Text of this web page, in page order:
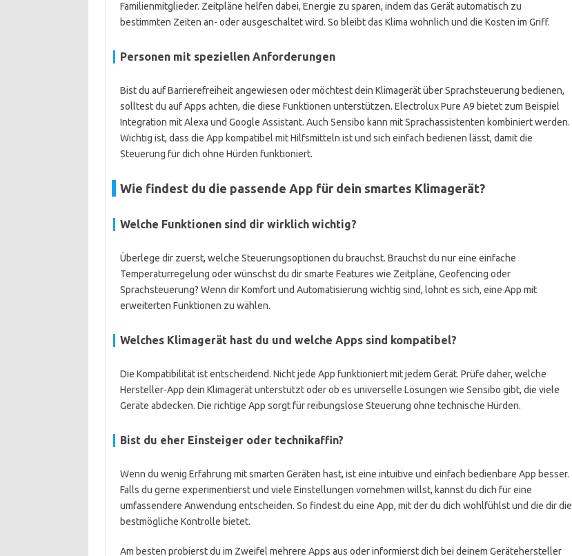
Familienmitglieder. Zeitpläne helfen dabei, Energie zu sparen, indem das Gerät automatisch zu
bestimmten Zeiten an- oder ausgeschaltet wird. So bleibt das Klima wohnlich und die Kosten im Griff.
Personen mit speziellen Anforderungen
Bist du auf Barrierefreiheit angewiesen oder möchtest dein Klimagerät über Sprachsteuerung bedienen,
solltest du auf Apps achten, die diese Funktionen unterstützen. Electrolux Pure A9 bietet zum Beispiel
Integration mit Alexa und Google Assistant. Auch Sensibo kann mit Sprachassistenten kombiniert werden.
Wichtig ist, dass die App kompatibel mit Hilfsmitteln ist und sich einfach bedienen lässt, damit die
Steuerung für dich ohne Hürden funktioniert.
Wie findest du die passende App für dein smartes Klimagerät?
Welche Funktionen sind dir wirklich wichtig?
Überlege dir zuerst, welche Steuerungsoptionen du brauchst. Brauchst du nur eine einfache
Temperaturregelung oder wünschst du dir smarte Features wie Zeitpläne, Geofencing oder
Sprachsteuerung? Wenn dir Komfort und Automatisierung wichtig sind, lohnt es sich, eine App mit
erweiterten Funktionen zu wählen.
Welches Klimagerät hast du und welche Apps sind kompatibel?
Die Kompatibilität ist entscheidend. Nicht jede App funktioniert mit jedem Gerät. Prüfe daher, welche
Hersteller-App dein Klimagerät unterstützt oder ob es universelle Lösungen wie Sensibo gibt, die viele
Geräte abdecken. Die richtige App sorgt für reibungslose Steuerung ohne technische Hürden.
Bist du eher Einsteiger oder technikaffin?
Wenn du wenig Erfahrung mit smarten Geräten hast, ist eine intuitive und einfach bedienbare App besser.
Falls du gerne experimentierst und viele Einstellungen vornehmen willst, kannst du dich für eine
umfassendere Anwendung entscheiden. So findest du eine App, mit der du dich wohlfühlst und die dir die
bestmögliche Kontrolle bietet.
Am besten probierst du im Zweifel mehrere Apps aus oder informierst dich bei deinem Gerätehersteller